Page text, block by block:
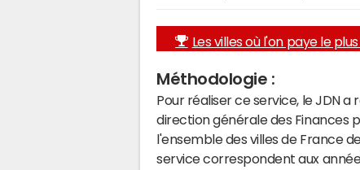
Les villes où l'on paye le plus
Méthodologie :
Pour réaliser ce service, le JDN
direction générale des Finances
l'ensemble des villes de France
service correspondent aux